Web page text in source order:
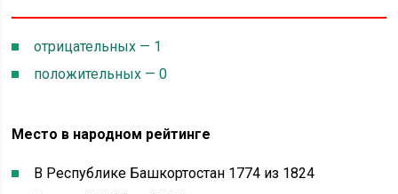
отрицательных — 1
положительных — 0
Место в народном рейтинге
В Республике Башкортостан 1774 из 1824